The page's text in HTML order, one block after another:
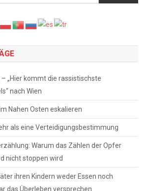
„Hier kommt die rassistischste
nach Wien
Nahen Osten eskalieren
als eine Verteidigungsbestimmung
Warum das Zählen der Opfer
nicht stoppen wird
ihren Kindern weder Essen noch
das Überleben versprechen